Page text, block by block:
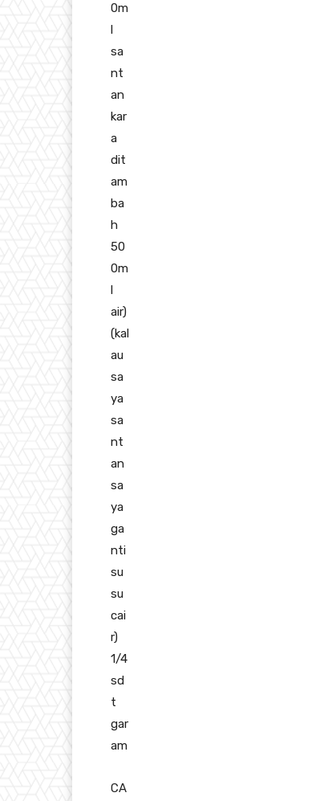
0m
l
sa
nt
an
kar
a
dit
am
ba
h
50
0m
l
air)
(kal
au
sa
ya
sa
nt
an
sa
ya
ga
nti
su
su
cai
r)
1/4
sd
t
gar
am
CA